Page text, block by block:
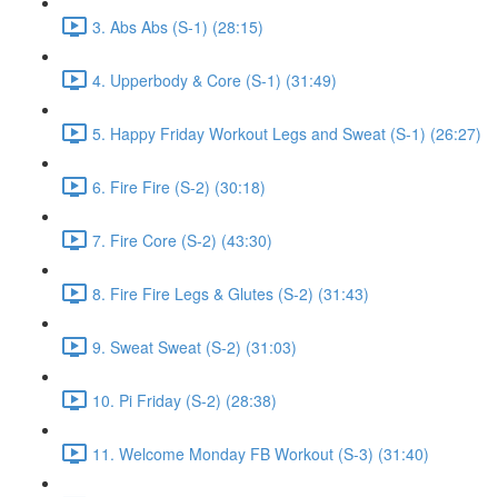
3. Abs Abs (S-1) (28:15)
4. Upperbody & Core (S-1) (31:49)
5. Happy Friday Workout Legs and Sweat (S-1) (26:27)
6. Fire Fire (S-2) (30:18)
7. Fire Core (S-2) (43:30)
8. Fire Fire Legs & Glutes (S-2) (31:43)
9. Sweat Sweat (S-2) (31:03)
10. Pi Friday (S-2) (28:38)
11. Welcome Monday FB Workout (S-3) (31:40)